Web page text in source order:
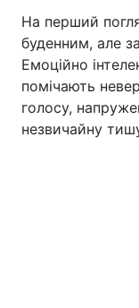
На перший
буденним, але
Емоційно
помічають
голосу,
незвичайну